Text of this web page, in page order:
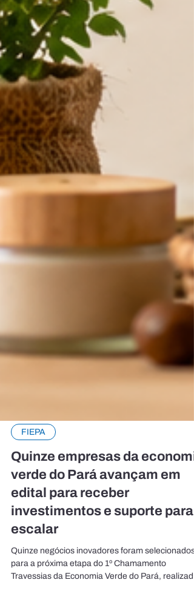
Quinze empresas da
verde do Pará avançam em
edital para receber
investimentos e suporte para
escalar
Quinze negócios inovadores foram selecionados
para a próxima etapa do 1º Chamamento